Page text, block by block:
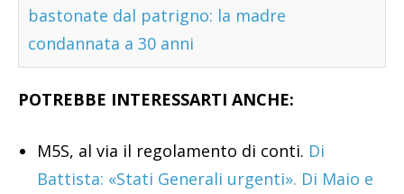
bastonate dal patrigno: la madre
condannata a 30 anni
POTREBBE INTERESSARTI ANCHE:
M5S, al via il regolamento di conti. Di
Battista: «Stati Generali urgenti». Di Maio e